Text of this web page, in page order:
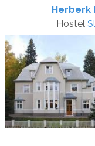
Herberk
Hostel